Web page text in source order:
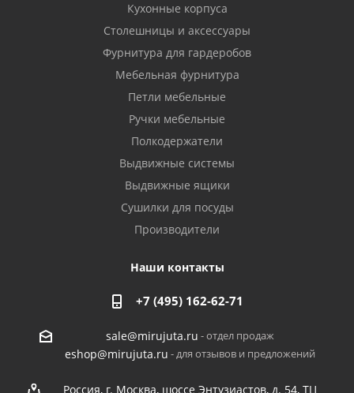
Кухонные корпуса
Столешницы и аксессуары
Фурнитура для гардеробов
Мебельная фурнитура
Петли мебельные
Ручки мебельные
Полкодержатели
Выдвижные системы
Выдвижные ящики
Сушилки для посуды
Производители
Наши контакты
+7 (495) 162-62-71
sale@mirujuta.ru - отдел продаж
eshop@mirujuta.ru - для отзывов и предложений
Россия, г. Москва, шоссе Энтузиастов, д. 54, ТЦ